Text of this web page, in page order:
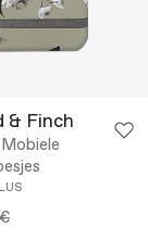
& Finch